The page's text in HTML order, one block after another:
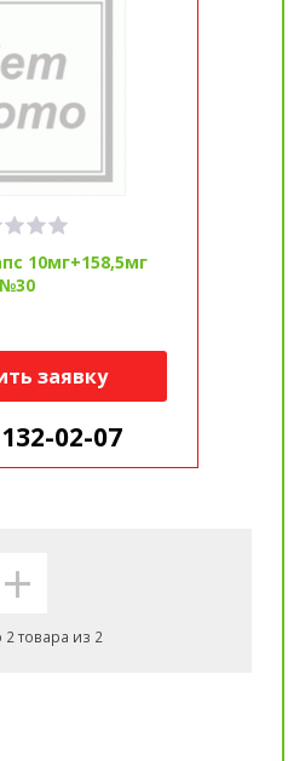
10мг+158,5мг
№30
заявку
02-07
+
2 товара из 2